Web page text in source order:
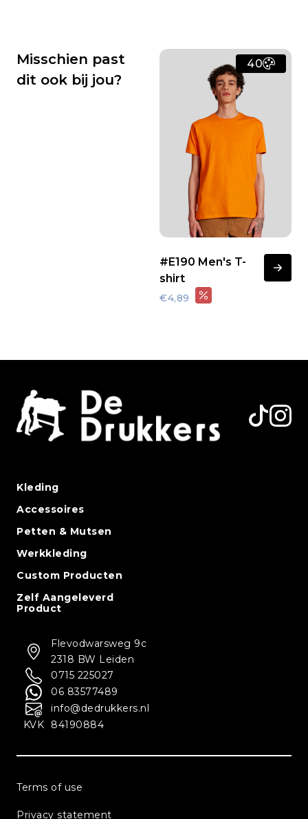
Misschien past
dit ook bij jou?
40
#E190 Men's T-
shirt
€4,89
Kleding
Accessoires
Petten & Mutsen
Werkkleding
Custom Producten
Zelf Aangeleverd
Product
Flevodwarsweg 9c
2318 BW Leiden
0715 225027
06 83577489
info@dedrukkers.nl
KVK
84190884
Terms of use
Privacy statement